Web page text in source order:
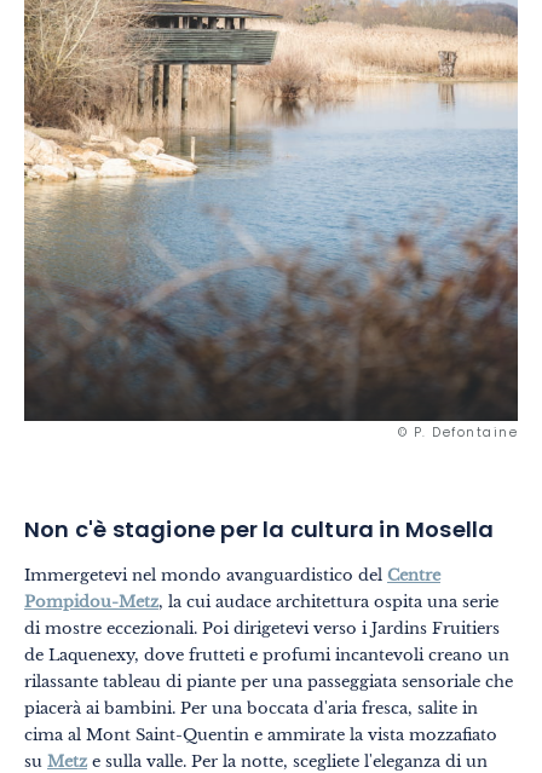
© P. Defontaine
Non c'è stagione per la cultura in Mosella
Immergetevi nel mondo avanguardistico del Centre
Pompidou-Metz, la cui audace architettura ospita una serie
di mostre eccezionali. Poi dirigetevi verso i Jardins Fruitiers
de Laquenexy, dove frutteti e profumi incantevoli creano un
rilassante tableau di piante per una passeggiata sensoriale che
piacerà ai bambini. Per una boccata d'aria fresca, salite in
cima al Mont Saint-Quentin e ammirate la vista mozzafiato
su Metz e sulla valle. Per la notte, scegliete l'eleganza di un